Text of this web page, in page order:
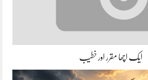
ایک اچھا مقرر اور خطیب